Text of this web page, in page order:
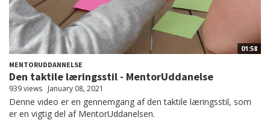
01:58
MENTORUDDANNELSE
Den taktile læringsstil - MentorUddanelse
939 views January 08, 2021
Denne video er en gennemgang af den taktile læringsstil, som
er en vigtig del af MentorUddanelsen.